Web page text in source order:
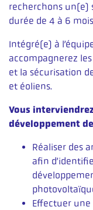
recherchons un(e)
durée de 4 à 6
Intégré(e) à
accompagnerez
et la sécurisation
et éoliens.
Vous
développement
Réaliser des
afin
Effectuer